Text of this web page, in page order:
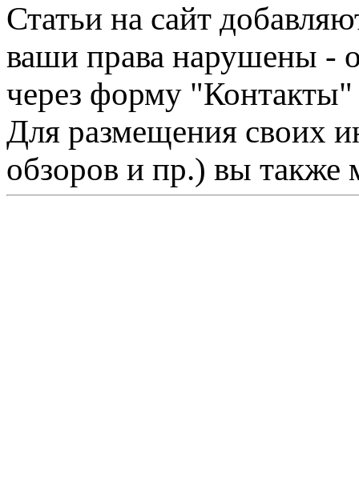
Статьи на сайт
ваши права нарушены -
через форму "Контакты"
Для размещения своих
обзоров и пр.) вы также